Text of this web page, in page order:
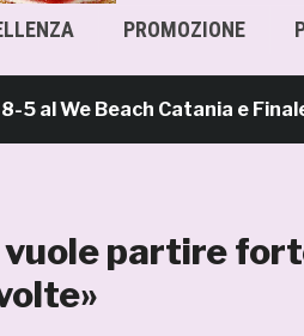
PROMOZIONE
Beach Catania e Finale
partire